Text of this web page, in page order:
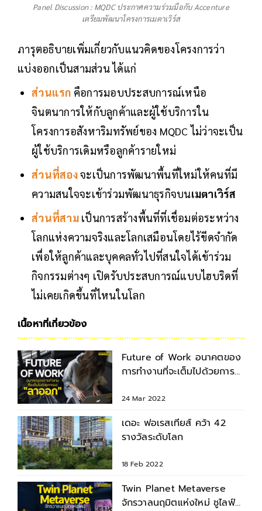
Panel Discussion : MQDC ประกาศความร่วมมือกับ Accenture
เตรียมพัฒนาโครงการเมตาเวิร์ส
ภารุตอธิบายเพิ่มเกี่ยวกับแนวคิดของโครงการว่า
แบ่งออกเป็นสามส่วน ได้แก่
ส่วนแรก คือการมอบประสบการณ์เหนือ
จินตนาการให้กับลูกค้าและผู้ใช้บริการใน
โครงการอสังหาริมทรัพย์ของ MQDC ไม่ว่าจะเป็น
ผู้ใช้บริการเดิมหรือลูกค้ารายใหม่
ส่วนที่สองจะเป็นการพัฒนาพื้นที่ใหม่ให้คนที่มี
ความสนใจจะเข้าร่วมพัฒนาธุรกิจบนเมตาเวิร์ส
ส่วนที่สาม เป็นการสร้างพื้นที่ที่เชื่อมต่อระหว่าง
โลกแห่งความจริงและโลกเสมือนโดยไร้ขีดจำกัด
เพื่อให้ลูกค้าและบุคคลทั่วไปที่สนใจได้เข้าร่วม
กิจกรรมต่างๆ เปิดรับประสบการณ์แบบไฮบริดที่
ไม่เคยเกิดขึ้นที่ไหนในโลก
เนื้อหาที่เกี่ยวข้อง
Future of Work อนาคตของ
การทำงานที่จะเต็มไปด้วยการ
24 Mar 2022
เดอะ ฟอเรสเทียส์ คว้า 42
รางวัลระดับโลก
18 Feb 2022
Twin Planet Metaverse
จักรวาลนฤมิตแห่งใหม่ ชูไลฟ์